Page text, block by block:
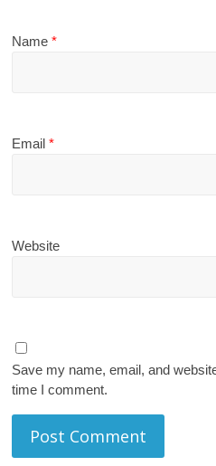
Name*
Email*
Website
Save my name, email, and
time I comment.